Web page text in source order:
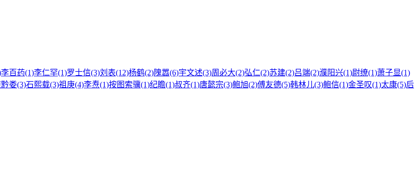
李百药(1)李仁罕(1)罗士信(3)刘表(12)杨鹤(2)隗嚣(6)宇文述(3)周必大(2)弘仁(2)苏建(2)吕端(2)濮阳兴(1)尉缭(1)萧子显(1)
娄(3)石熙载(3)祖庚(4)李焘(1)按图索骥(1)纪瞻(1)叔齐(1)唐懿宗(3)鲍旭(2)傅友德(5)韩林儿(3)鲍信(1)金圣叹(1)太康(5)后